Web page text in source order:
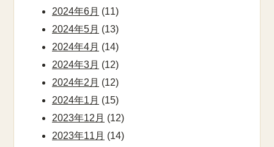
2024年6月 (11)
2024年5月 (13)
2024年4月 (14)
2024年3月 (12)
2024年2月 (12)
2024年1月 (15)
2023年12月 (12)
2023年11月 (14)